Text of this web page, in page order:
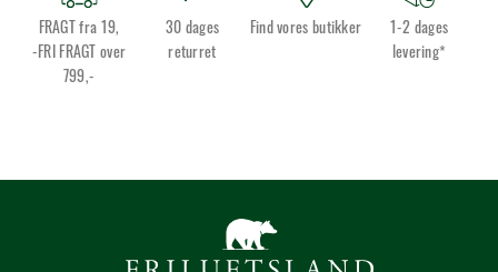
FRAGT fra 19,
-FRI FRAGT over
799,-
30 dages
returret
Find vores butikker
1-2 dages
levering*